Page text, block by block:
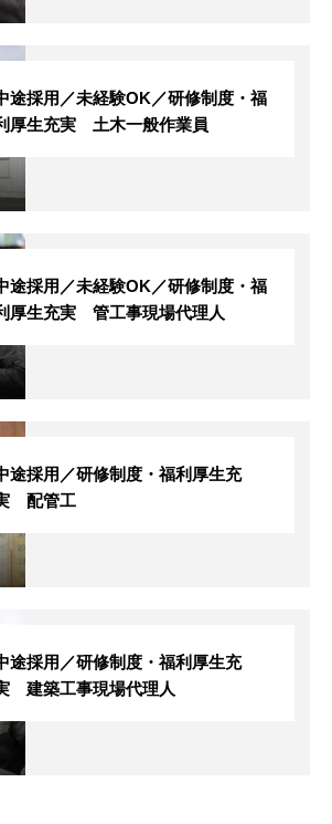
途採用／未経験OK／研修制度・福
厚生充実 土木一般作業員
途採用／未経験OK／研修制度・福
厚生充実 管工事現場代理人
途採用／研修制度・福利厚生充
配管工
途採用／研修制度・福利厚生充
建築工事現場代理人